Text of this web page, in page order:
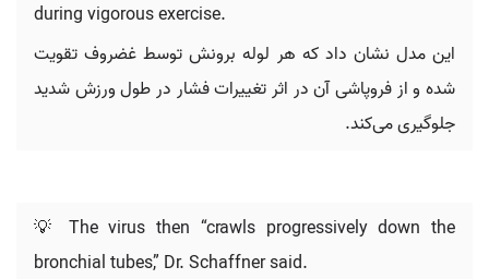
during vigorous exercise.
این مدل نشان داد که هر لوله برونش توسط غضروف تقویت
شده و از فروپاشی آن در اثر تغییرات فشار در طول ورزش شدید
جلوگیری می‌کند.
💡 The virus then “crawls progressively down the
bronchial tubes,” Dr. Schaffner said.